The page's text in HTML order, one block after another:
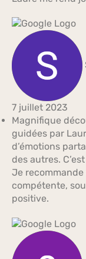
7 juillet 2023
Magnifique
guidées par
d’émotions
des autres.
Je recommande
compétente,
positive.